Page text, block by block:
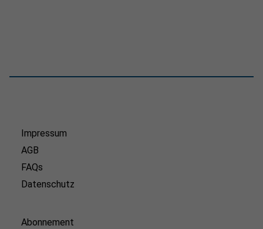
Impressum
AGB
FAQs
Datenschutz
Abonnement